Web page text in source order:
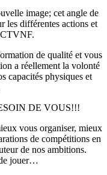
image; cet angle de
les différentes actions et
de qualité et vous
a réellement la volonté
capacités physiques et
DE VOUS!!!
vous organiser, mieux
de compétitions en
de nos ambitions.
jouer…